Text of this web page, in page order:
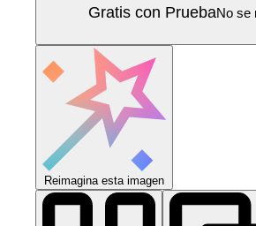
Gratis con PruebaNo se
Reimagina esta imagen